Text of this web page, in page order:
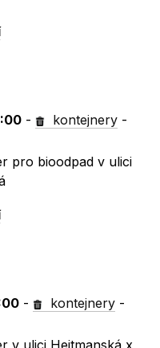
- kontejnery -
pro bioodpad v ulici
- kontejnery -
v ulici Hejtmanská x